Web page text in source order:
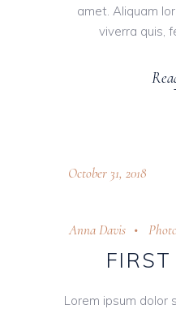
amet. Aliquam
viverra quis,
October 31, 2018
Anna Davis
Lorem ipsum dolor